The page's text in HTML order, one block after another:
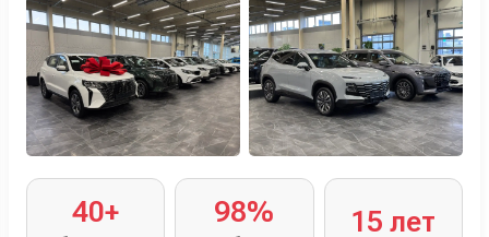
40+ 98% 15 лет